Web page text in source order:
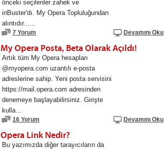
önceki seçilenler zahek ve
inBuster'dı. My Opera Topluluğundan
alıntıdır......
7 Yorum Devamını Oku
My Opera Posta, Beta Olarak Açıldı!
Artık tüm My Opera hesapları
@myopera.com uzantılı e-posta
adreslerine sahip. Yeni posta servisini
https://mail.opera.com adresinden
denemeye başlayabilirsiniz. Girişte
kulla...
16 Yorum Devamını Oku
Opera Link Nedir?
Bu yazımızda diğer tarayıcıların da